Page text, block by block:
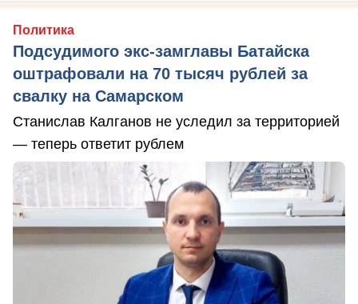
Политика
Подсудимого экс-замглавы Батайска
оштрафовали на 70 тысяч рублей за
свалку на Самарском
Станислав Калганов не уследил за территорией
— теперь ответит рублем